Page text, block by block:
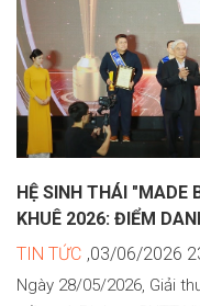
HỆ SINH THÁI "MADE
KHUÊ 2026: ĐIỂM
TIN TỨC ,03/06/2026
Ngày 28/05/2026, Giải